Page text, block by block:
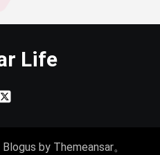
Life
Blogus by Themeansar。